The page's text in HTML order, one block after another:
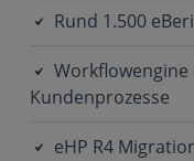
Rund 1.500
Kundenprozesse
eHP R4